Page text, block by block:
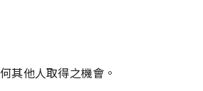
其他人取得之機會。